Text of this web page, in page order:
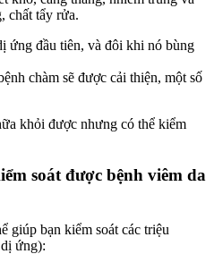
chất tẩy rửa.
ứng đầu tiên, và đôi khi nó bùng
chàm sẽ được cải thiện, một số
khỏi được nhưng có thể kiểm
soát được bệnh viêm da
giúp bạn kiểm soát các triệu
ứng):